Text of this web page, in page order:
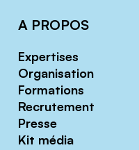
A PROPOS
Expertises
Organisation
Formations
Recrutement
Presse
Kit média